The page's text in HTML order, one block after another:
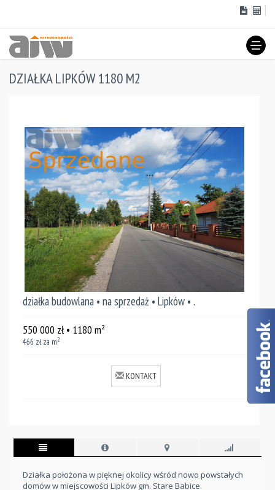
DZIAŁKA LIPKÓW 1180 M2
działka budowlana • na sprzedaż • Lipków • .
550 000 zł• 1180 m²
466 zł za m2
KONTAKT
Działka położona w pięknej okolicy wśród nowo powstałych
domów w miejscowości Lipków gm. Stare Babice.